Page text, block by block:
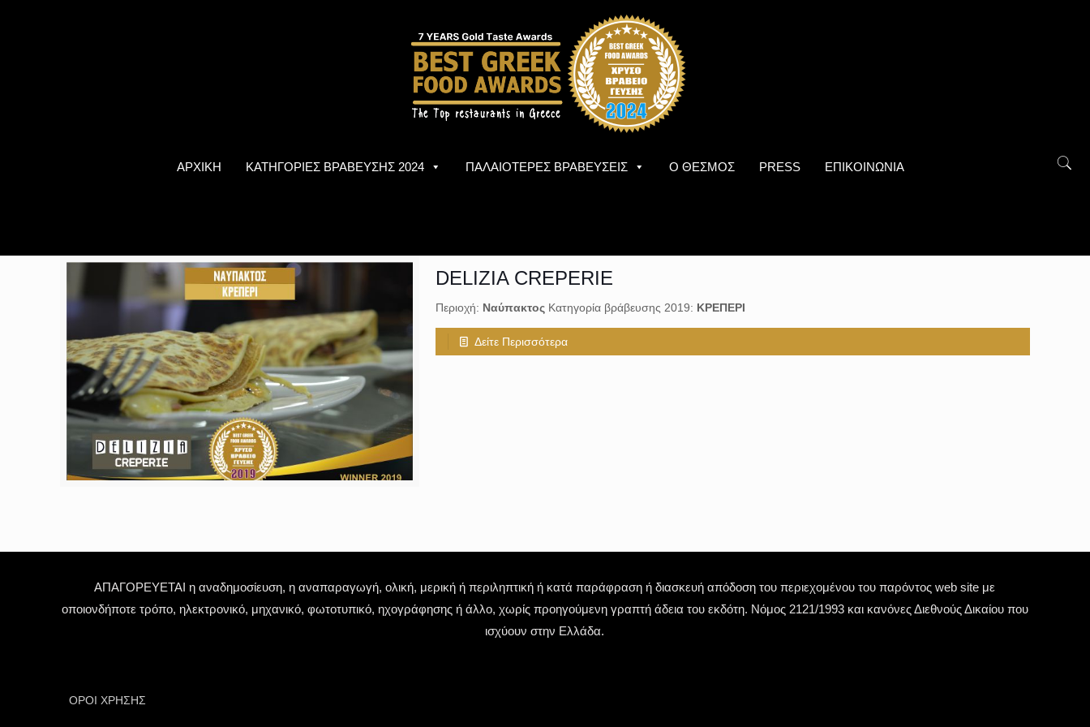
ΑΡΧΙΚΗ ΚΑΤΗΓΟΡΙΕΣ ΒΡΑΒΕΥΣΗΣ 2024 ΠΑΛΑΙΟΤΕΡΕΣ ΒΡΑΒΕΥΣΕΙΣ Ο ΘΕΣΜΟΣ PRESS ΕΠΙΚΟΙΝΩΝΙΑ
DELIZIA CREPERIE
Περιοχή: ΝαύπακτοςΚατηγορία βράβευσης 2019: ΚΡΕΠΕΡΙ
Δείτε Περισσότερα
ΑΠΑΓΟΡΕΥΕΤΑΙ η αναδημοσίευση, η αναπαραγωγή, ολική, μερική ή περιληπτική ή κατά παράφραση ή διασκευή απόδοση του περιεχομένου του παρόντος web site με
οποιονδήποτε τρόπο, ηλεκτρονικό, μηχανικό, φωτοτυπικό, ηχογράφησης ή άλλο, χωρίς προηγούμενη γραπτή άδεια του εκδότη. Νόμος 2121/1993 και κανόνες Διεθνούς Δικαίου που
ισχύουν στην Ελλάδα.
ΟΡΟΙ ΧΡΗΣΗΣ